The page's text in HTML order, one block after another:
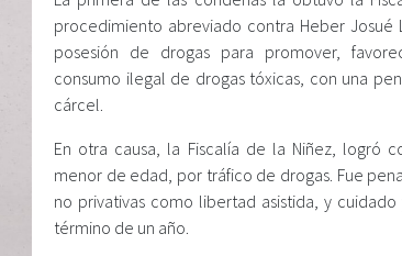
procedimiento abreviado contra Heber Josué
posesión de drogas para promover,
consumo ilegal de drogas tóxicas, con una
cárcel.
En otra causa, la Fiscalía de la Niñez, logró
menor de edad, por tráfico de drogas. Fue
no privativas como libertad asistida, y
término de un año.